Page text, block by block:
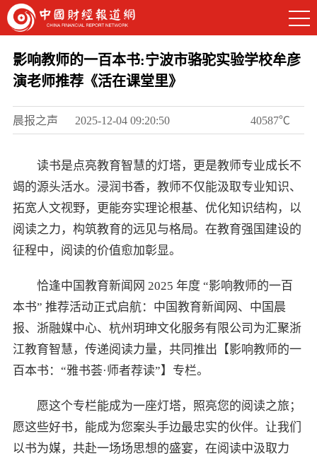
影响教师的一百本书:宁波市骆驼实验学校牟彦
演老师推荐《活在课堂里》
晨报之声 2025-12-04 09:20:50 40587℃
读书是点亮教育智慧的灯塔，更是教师专业成长不
竭的源头活水。浸润书香，教师不仅能汲取专业知识、
拓宽人文视野，更能夯实理论根基、优化知识结构，以
阅读之力，构筑教育的远见与格局。在教育强国建设的
征程中，阅读的价值愈加彰显。
恰逢中国教育新闻网 2025 年度 “影响教师的一百
本书” 推荐活动正式启航：中国教育新闻网、中国晨
报、浙融媒中心、杭州玥珅文化服务有限公司为汇聚浙
江教育智慧，传递阅读力量，共同推出【影响教师的一
百本书：“雅书荟·师者荐读”】专栏。
愿这个专栏能成为一座灯塔，照亮您的阅读之旅；
愿这些好书，能成为您案头手边最忠实的伙伴。让我们
以书为媒，共赴一场场思想的盛宴，在阅读中汲取力